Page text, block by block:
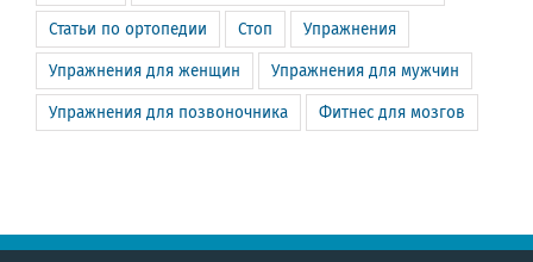
Статьи по ортопедии Стоп Упражнения
Упражнения для женщин Упражнения для мужчин
Упражнения для позвоночника Фитнес для мозгов